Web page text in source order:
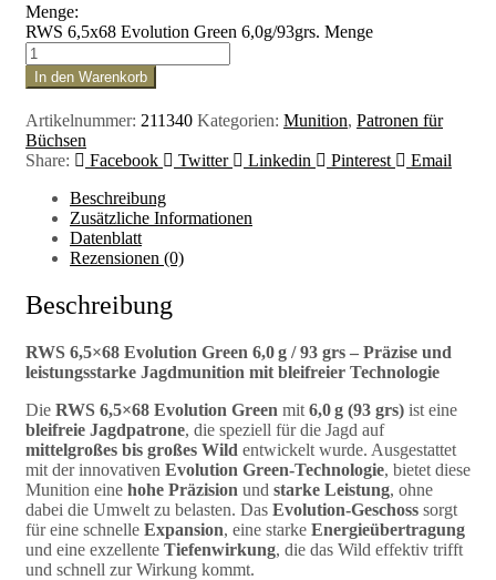
Menge:
RWS 6,5x68 Evolution Green 6,0g/93grs. Menge
In den Warenkorb
Artikelnummer: 211340 Kategorien: Munition, Patronen für
Büchsen
Share:
Facebook Twitter Linkedin Pinterest
Email
Beschreibung
Zusätzliche Informationen
Datenblatt
Rezensionen (0)
Beschreibung
RWS 6,5×68 Evolution Green 6,0 g / 93 grs – Präzise und
leistungsstarke Jagdmunition mit bleifreier Technologie
Die RWS 6,5×68 Evolution Green mit 6,0 g (93 grs) ist eine
bleifreie Jagdpatrone, die speziell für die Jagd auf
mittelgroßes bis großes Wild entwickelt wurde. Ausgestattet
mit der innovativen Evolution Green-Technologie, bietet diese
Munition eine hohe Präzision und starke Leistung, ohne
dabei die Umwelt zu belasten. Das Evolution-Geschoss sorgt
für eine schnelle Expansion, eine starke Energieübertragung
und eine exzellente Tiefenwirkung, die das Wild effektiv trifft
und schnell zur Wirkung kommt.